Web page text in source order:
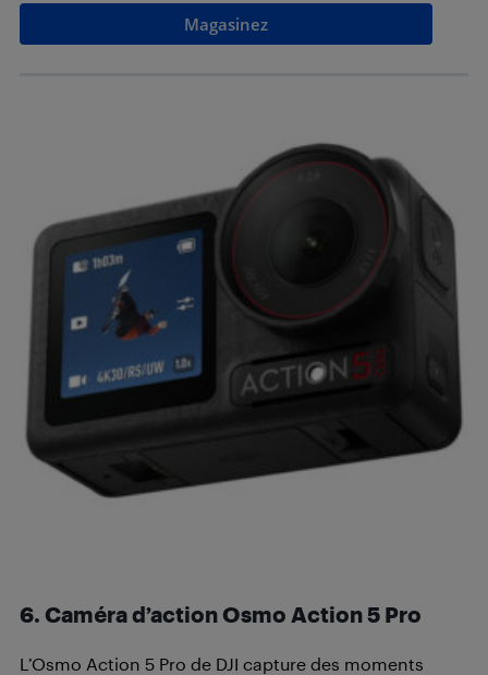
Magasinez
6. Caméra d’action Osmo Action 5 Pro
L’Osmo Action 5 Pro de DJI capture des moments